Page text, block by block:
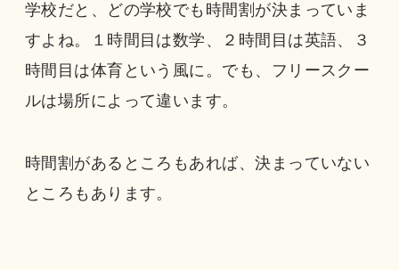
学校だと、どの学校でも時間割が決まっていま
すよね。１時間目は数学、２時間目は英語、３
時間目は体育という風に。でも、フリースクー
ルは場所によって違います。
時間割があるところもあれば、決まっていない
ところもあります。